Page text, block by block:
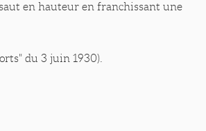
en hauteur en franchissant une
du 3 juin 1930).